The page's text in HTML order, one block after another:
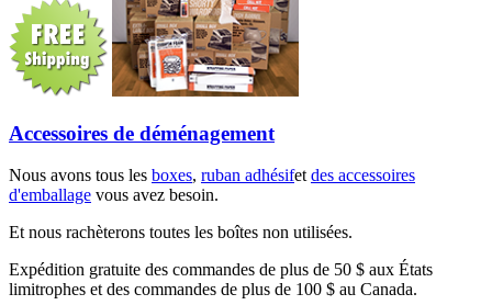
Accessoires de déménagement
Nous avons tous les boxes, ruban adhésifetdes accessoires
d'emballage vous avez besoin.
Et nous rachèterons toutes les boîtes non utilisées.
Expédition gratuite des commandes de plus de 50 $ aux États
limitrophes et des commandes de plus de 100 $ au Canada.